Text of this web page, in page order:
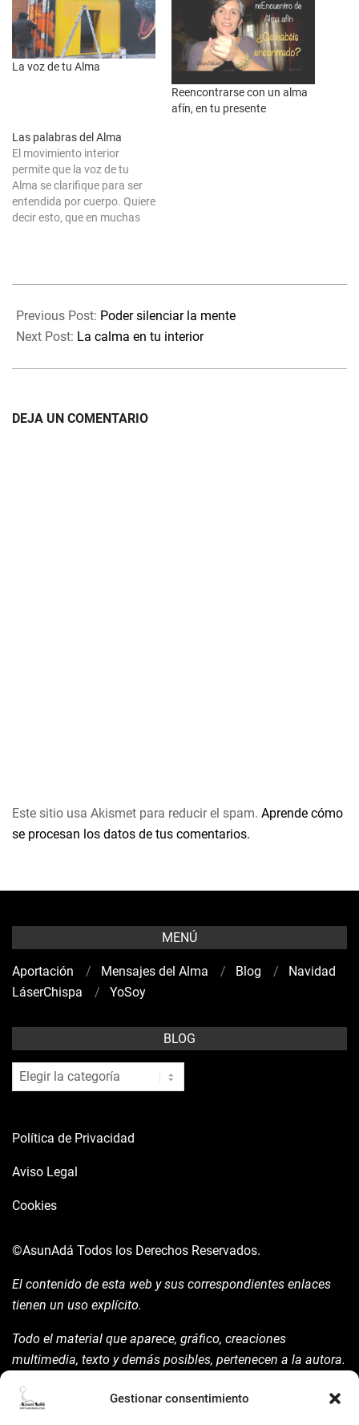
Gestionar consentimiento
La voz de tu Alma
Reencontrarse con un alma
afín, en tu presente
Las palabras del Alma
El movimiento interior
permite que la voz de tu
Alma se clarifique para ser
entendida por cuerpo. Quiere
decir esto, que en muchas
mal estar o una
genera ganas de mover…
05-
10
Previous Post: Poder silenciar la mente
Next Post: La calma en tu interior
DEJA UN COMENTARIO
Este sitio usa Akismet para reducir el spam. Aprende cómo
se procesan los datos de tus comentarios.
MENÚ
Aportación Mensajes del Alma Blog
Navidad
LáserChispa
YoSoy
BLOG
blog
Política de Privacidad
Aviso Legal
Cookies
©AsunAdá Todos los Derechos Reservados.
El contenido de esta web y sus correspondientes enlaces
tienen un uso explícito.
Todo el material que aparece, gráfico, creaciones
multimedia, texto y demás posibles, pertenecen a la autora.
la mism para ello.